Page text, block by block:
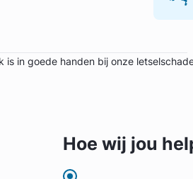
Geverifieerd
Hoe wij jou